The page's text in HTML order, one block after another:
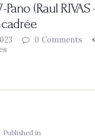
Pano (Raul
0 Comments
Published in